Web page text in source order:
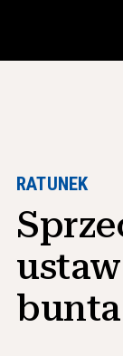
Zasoby
Instytuty
RATUNEK